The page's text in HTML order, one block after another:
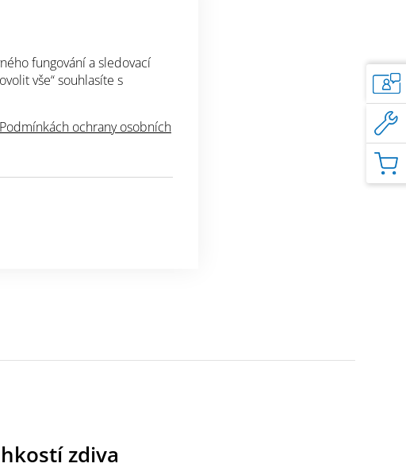
fungování a sledovací
vše“ souhlasíte s
Podmínkách ochrany osobních
apod.).
zdiva